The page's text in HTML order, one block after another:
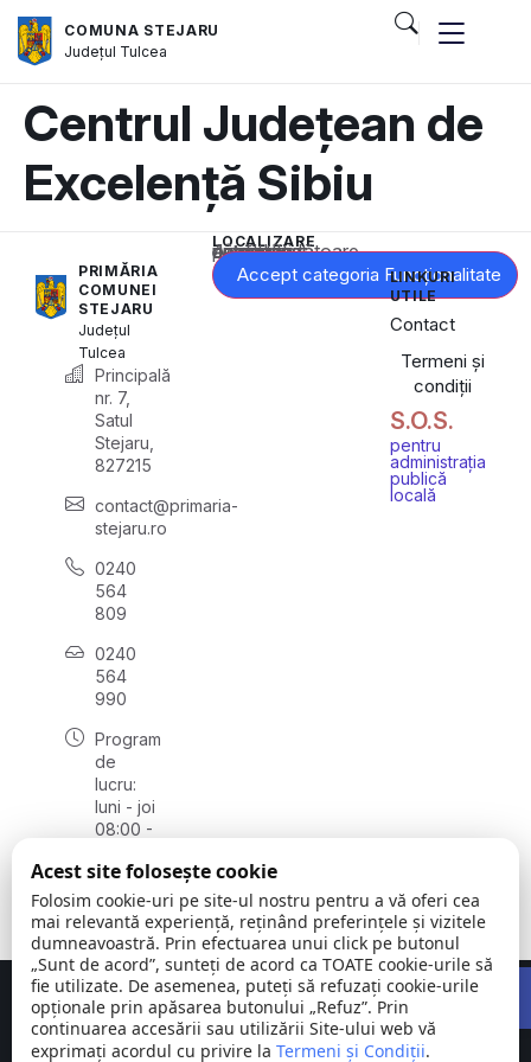
COMUNA STEJARU
Județul Tulcea
Centrul Județean de
Excelență Sibiu
PRIMĂRIA
COMUNEI
STEJARU
Județul
Tulcea
Principală
nr. 7,
Satul
Stejaru,
827215
contact@primaria-
stejaru.ro
0240
564
809
0240
564
990
Program
de
lucru:
luni - joi
08:00 -
vineri
08:00 -
14:00
LOCALIZARE
Acest conținut este blocat până când acceptați categoria corespunzătoare de cookie-uri.
Accept categoria Funcționalitate
LINKURI
UTILE
Contact
Termeni și
condiții
S.O.S.
pentru
administrația
publică
locală
Comuna © Toate
Concept realizat deBig Media Relații Publice SRL
Acest site folosește cookie
Folosim cookie-uri pe site-ul nostru pentru a vă oferi cea
mai relevantă experiență, reținând preferințele și vizitele
dumneavoastră. Prin efectuarea unui click pe butonul
„Sunt de acord”, sunteți de acord ca TOATE cookie-urile să
fie utilizate. De asemenea, puteți să refuzați cookie-urile
opționale prin apăsarea butonului „Refuz”. Prin
continuarea accesării sau utilizării Site-ului web vă
exprimați acordul cu privire la Termeni și Condiții.